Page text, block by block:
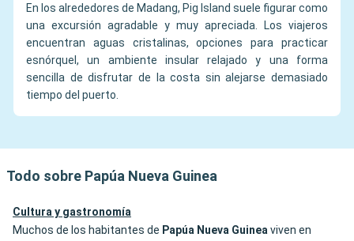
En los alrededores de Madang, Pig Island suele figurar como
una excursión agradable y muy apreciada. Los viajeros
encuentran aguas cristalinas, opciones para practicar
esnórquel, un ambiente insular relajado y una forma
sencilla de disfrutar de la costa sin alejarse demasiado
tiempo del puerto.
Todo sobre Papúa Nueva Guinea
Cultura y gastronomía
Muchos de los habitantes de Papúa Nueva Guineaviven en